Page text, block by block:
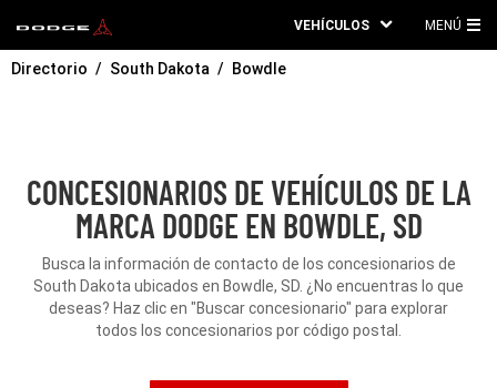
VEHÍCULOS MENÚ
Directorio South Dakota Bowdle
CONCESIONARIOS DE VEHÍCULOS DE LA
MARCA DODGE EN BOWDLE, SD
Busca la información de contacto de los concesionarios de
South Dakota ubicados en Bowdle, SD. ¿No encuentras lo que
deseas? Haz clic en "Buscar concesionario" para explorar
todos los concesionarios por código postal.